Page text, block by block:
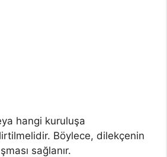
hangi kuruluşa
Böylece, dilekçenin
sağlanır.